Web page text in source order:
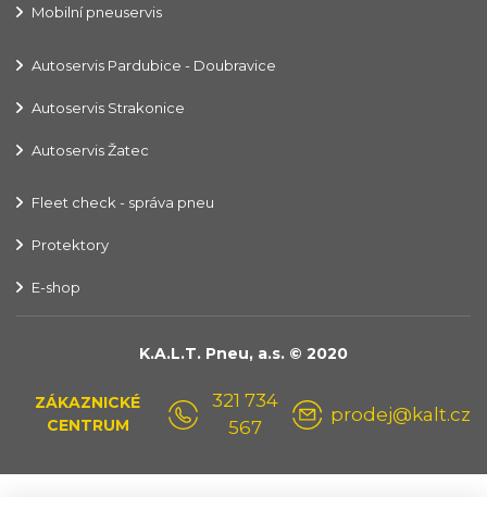
Mobilní pneuservis
Autoservis Pardubice - Doubravice
Autoservis Strakonice
Autoservis Žatec
Fleet check - správa pneu
Protektory
E-shop
K.A.L.T. Pneu, a.s. © 2020
ZÁKAZNICKÉ
CENTRUM
321 734
567
prodej@kalt.cz